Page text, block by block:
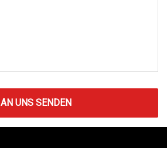
AN UNS SENDEN